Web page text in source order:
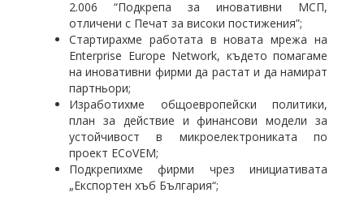
2.006 “Подкрепа за иновативни МСП,
отличени с Печат за високи постижения”;
Стартирахме работата в новата мрежа на
Enterprise Europe Network, където помагаме
на иновативни фирми да растат и да намират
партньори;
Изработихме общоевропейски политики,
план за действие и финансови модели за
устойчивост в микроелектрониката по
проект ECoVEM;
Подкрепихме фирми чрез инициативата
„Експортен хъб България“;